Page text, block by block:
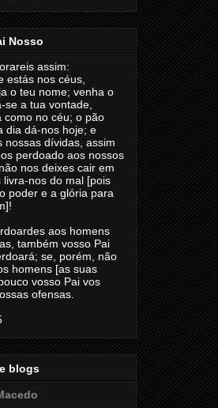
Nosso
assim:
estás nos céus,
o teu nome; venha o
se a tua vontade,
como no céu; o pão
dia dá-nos hoje; e
nossas dívidas, assim
perdoado aos nossos
nos deixes cair em
livra-nos do mal [pois
poder e a glória para
aos homens
também vosso Pai
se, porém, não
homens [as suas
vosso Pai vos
ofensas.
blogs